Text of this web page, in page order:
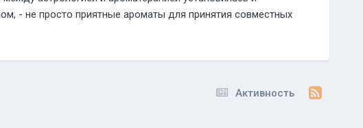
- не просто приятные ароматы для принятия совместных
Активность